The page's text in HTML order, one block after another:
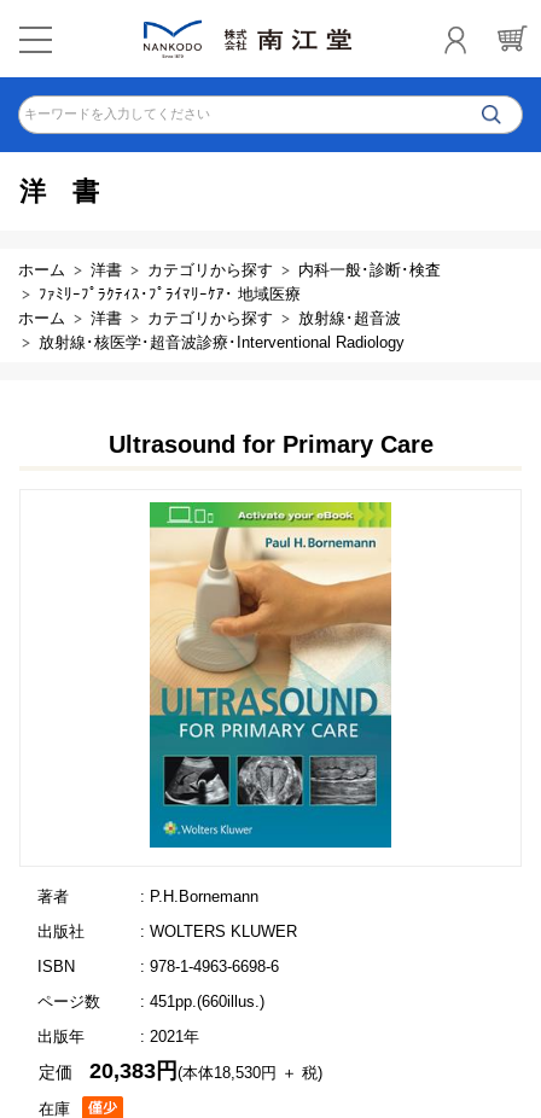
キーワードを入力してください
洋書
ホーム 洋書 カテゴリから探す
内科一般･診断･検査
ﾌｧﾐﾘｰﾌﾟﾗｸﾃｨｽ･ﾌﾟﾗｲﾏﾘｰｹｱ･ 地域医療
ホーム
洋書 カテゴリから探す
放射線･超音波
放射線･核医学･超音波診療･Interventional Radiology
Ultrasound for Primary Care
著者
: P.H.Bornemann
出版社
: WOLTERS KLUWER
ISBN
: 978-1-4963-6698-6
ページ数
: 451pp.(660illus.)
出版年
: 2021年
在庫
定価20,383円(本体18,530円 ＋ 税)